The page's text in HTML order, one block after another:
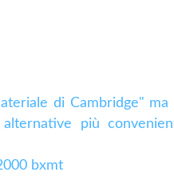
di Cambridge"
più
bxmt